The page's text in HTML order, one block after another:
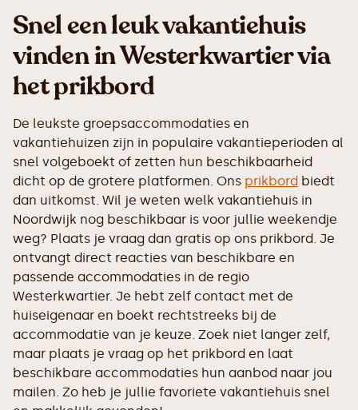
Snel een leuk vakantiehuis
vinden in Westerkwartier via
het prikbord
De leukste groepsaccommodaties en
vakantiehuizen zijn in populaire vakantieperioden al
snel volgeboekt of zetten hun beschikbaarheid
dicht op de grotere platformen. Ons prikbord biedt
dan uitkomst. Wil je weten welk vakantiehuis in
Noordwijk nog beschikbaar is voor jullie weekendje
weg? Plaats je vraag dan gratis op ons prikbord. Je
ontvangt direct reacties van beschikbare en
passende accommodaties in de regio
Westerkwartier. Je hebt zelf contact met de
huiseigenaar en boekt rechtstreeks bij de
accommodatie van je keuze. Zoek niet langer zelf,
maar plaats je vraag op het prikbord en laat
beschikbare accommodaties hun aanbod naar jou
mailen. Zo heb je jullie favoriete vakantiehuis snel